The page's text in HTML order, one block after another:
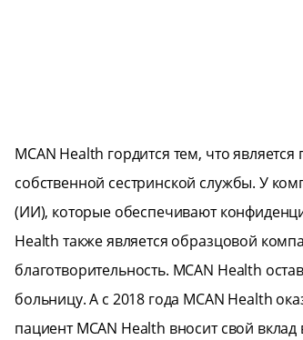
MCAN Health гордится тем, что
собственной сестринской службы. У
(ИИ), которые обеспечивают
Health также является образцовой
благотворительность. MCAN Health
больницу. А с 2018 года MCAN Health
пациент MCAN Health вносит свой